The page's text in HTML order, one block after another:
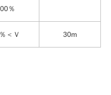
％
＜Ｖ 30m